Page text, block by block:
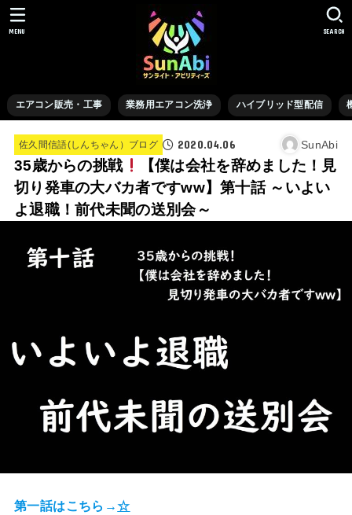
エアコン販売・工事 業務用エアコン洗浄 ハイブリッド型配信
SEARCH
MENU
佐久間信語(しんちゃん）ブログ 2020.04.06 SunAbi
35歳からの挑戦
【僕は会社を辞めました！見
切り発車の大バカ者ですww】第十話 ～いよい
よ退職！前代未聞の送別会～
第一話はこちら→☆